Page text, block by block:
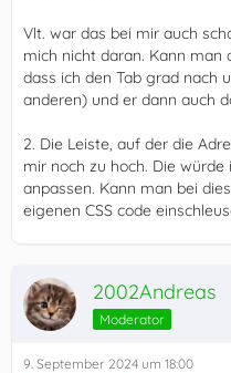
Vlt. war das bei mir auch
mich nicht daran. Kann man
dass ich den Tab grad nach
anderen) und er dann auch
2. Die Leiste, auf der die
mir noch zu hoch. Die
anpassen. Kann man bei
eigenen CSS code
2002Andreas
Moderator
9. September 2024 um 18:00